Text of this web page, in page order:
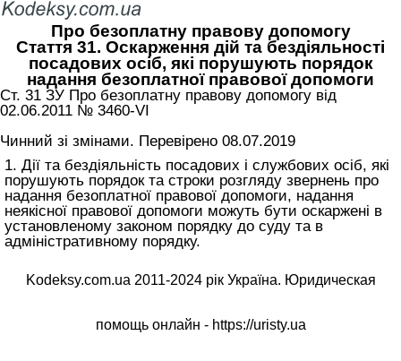
Про безоплатну правову допомогу
Стаття 31. Оскарження дій та бездіяльності
посадових осіб, які порушують порядок
надання безоплатної правової допомоги
Ст. 31 ЗУ Про безоплатну правову допомогу від
02.06.2011 № 3460-VI
Чинний зі змінами. Перевірено 08.07.2019
1. Дії та бездіяльність посадових і службових осіб, які
порушують порядок та строки розгляду звернень про
надання безоплатної правової допомоги, надання
неякісної правової допомоги можуть бути оскаржені в
установленому законом порядку до суду та в
адміністративному порядку.
Kodeksy.com.ua 2011-2024 рік Україна. Юридическая
помощь онлайн - https://uristy.ua